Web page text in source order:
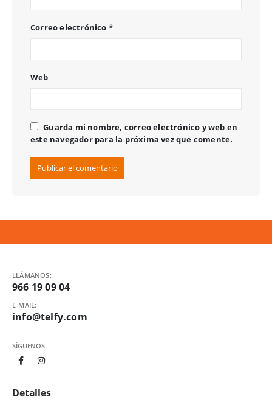
Correo electrónico *
Web
Guarda mi nombre, correo electrónico y web en
este navegador para la próxima vez que comente.
LLÁMANOS:
966 19 09 04
E-MAIL:
info@telfy.com
SÍGUENOS
Detalles